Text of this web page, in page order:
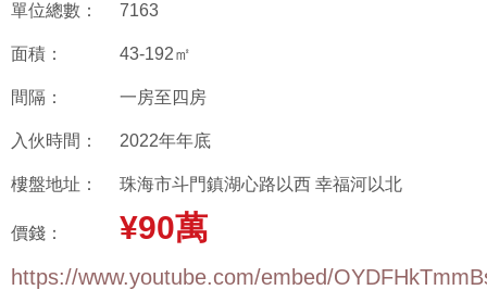
單位總數： 7163
面積： 43-192㎡
間隔： 一房至四房
入伙時間： 2022年年底
樓盤地址： 珠海市斗門鎮湖心路以西 幸福河以北
價錢： ¥90萬
https://www.youtube.com/embed/